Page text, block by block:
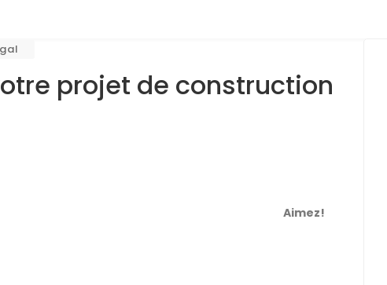
projet de construction
Aimez!